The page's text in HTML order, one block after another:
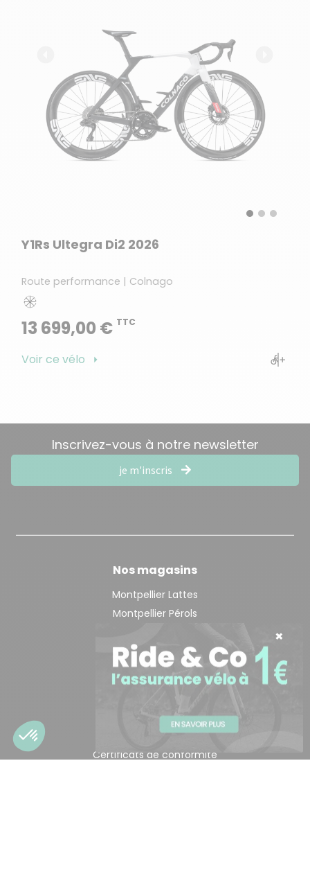
Y1Rs Ultegra Di2 2026
Route performance | Colnago
13 699,00 € TTC
Voir ce vélo
Inscrivez-vous à notre newsletter
je m'inscris
Nos magasins
Montpellier Lattes
Montpellier Pérols
Liens utiles
Conseil et actu
Contacts et accès
Certificats de conformité